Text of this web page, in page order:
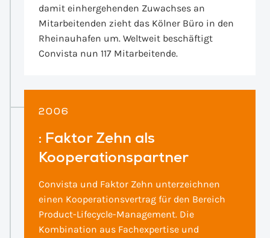
damit einhergehenden Zuwachses an
Mitarbeitenden zieht das Kölner Büro in den
Rheinauhafen um. Weltweit beschäftigt
Convista nun 117 Mitarbeitende.
2006
: Faktor Zehn als
Kooperations­partner
Convista und Faktor Zehn unterzeichnen
einen Kooperationsvertrag für den Bereich
Product-Lifecycle-Management. Die
Kombination aus Fachexpertise und